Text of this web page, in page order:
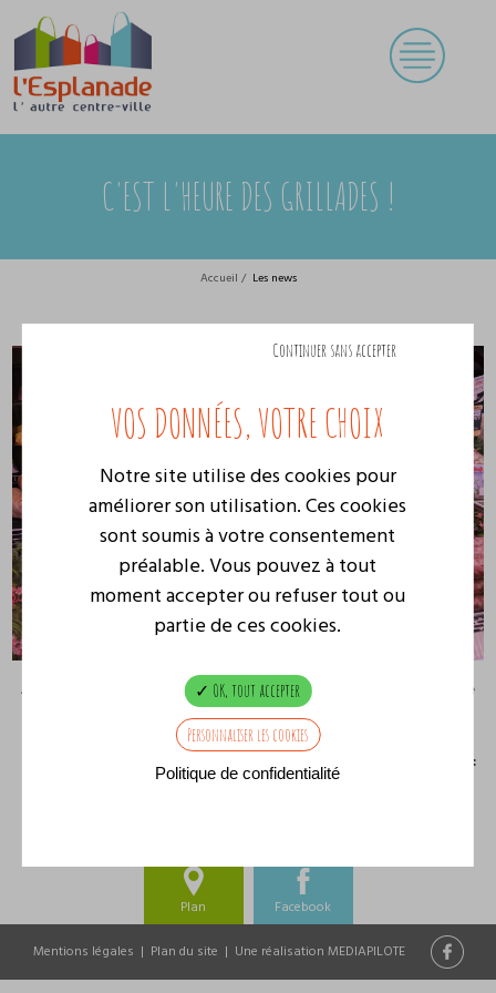
C'EST L'HEURE DES GRILLADES !
Accueil / Les news
C'EST L'HEURE DES GRILLADES !
Avec l’été qui s’installe, c’est le moment parfait pour un bon barbecue entre
amis ou en famille !
Passez à la Boucherie de l’Esplanade pour faire le plein de viandes de qualité :
brochettes, saucisses, etc… tout est prêt à être grillé !
Plan Facebook
Mentions légales | Plan du site | Une réalisation MEDIAPILOTE
Notre site utilise des cookies pour
améliorer son utilisation. Ces cookies
sont soumis à votre consentement
préalable. Vous pouvez à tout
moment accepter ou refuser tout ou
partie de ces cookies.
OK, tout accepter
Continuer sans accepter
Personnaliser les cookies
Politique de confidentialité